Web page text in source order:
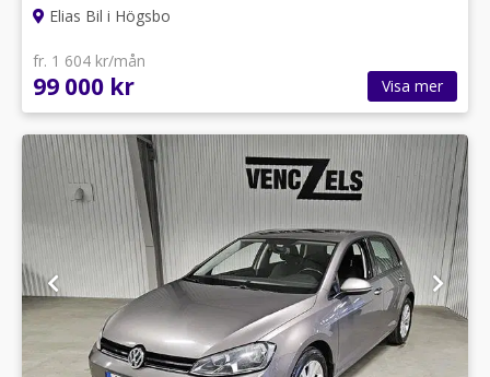
Elias Bil i Högsbo
fr. 1 604 kr/mån
99 000 kr Visa mer